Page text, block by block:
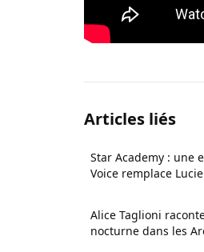
Articles liés
Star Academy : une
Voice remplace
Alice Taglioni
nocturne dans les